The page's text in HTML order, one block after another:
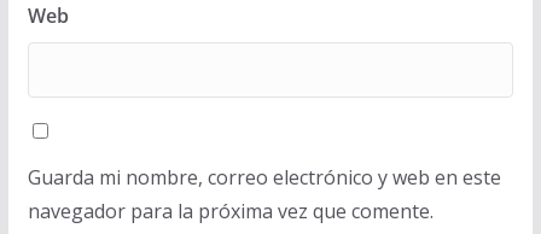
Web
Guarda mi nombre, correo electrónico y web en este
navegador para la próxima vez que comente.